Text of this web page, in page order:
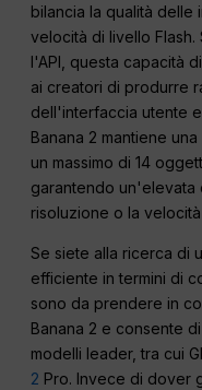
bilancia la qualità delle
velocità di livello
l'API, questa capacità
ai creatori di produrre
dell'interfaccia utente
Banana 2 mantiene
un massimo di 14
garantendo un'elevata
risoluzione o la
Se siete alla ricerca di
efficiente in termini di
sono da prendere in
Banana 2 e consente
modelli leader, tra cui
2 Pro. Invece di dover